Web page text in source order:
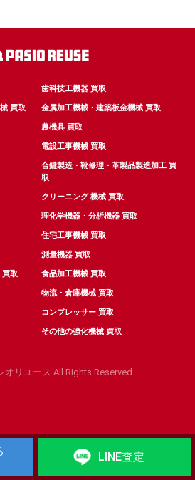
LINE査定
歯科技工機器 買取
買取 金属加工機械・建築板金機械 買取
農機具 買取
電設工事機械 買取
合鍵製造・靴修理・革製品製造加工 買
取
クリーニング 機械 買取
理化学機器・分析機器 買取
住宅工事機械 買取
測量機器 買取
取 食品加工機械 買取
物流・倉庫機械 買取
コンプレッサー 買取
その他の強化機械 買取
リユース All Rights Reserved.